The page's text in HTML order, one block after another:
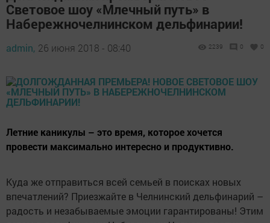
Световое шоу «Млечный путь» в
Набережночелнинском дельфинарии!
admin, 26 июня 2018 - 08:40 2239 0 0
Летние каникулы – это время, которое хочется
провести максимально интересно и продуктивно.
Куда же отправиться всей семьей в поисках новых
впечатлений? Приезжайте в Челнинский дельфинарий –
радость и незабываемые эмоции гарантированы! Этим